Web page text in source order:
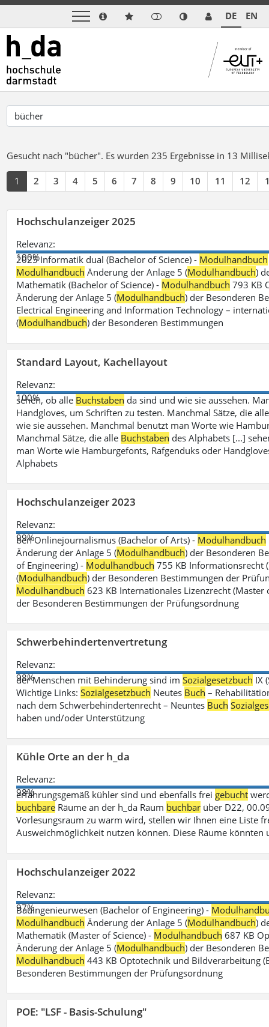
DE EN
Gesucht nach "bücher". Es wurden 235 Ergebnisse in 13
1 2 3 4 5 6 7 8 9 10 11 12
Hochschulanzeiger 2025
Relevanz:
100%
2025 Informatik dual (Bachelor of Science) - Modulhandbuch
Modulhandbuch Änderung der Anlage 5 (Modulhandbuch)
Mathematik (Bachelor of Science) - Modulhandbuch 793 KB
Änderung der Anlage 5 (Modulhandbuch) der Besonderen
Electrical Engineering and Information Technology –
(Modulhandbuch) der Besonderen Bestimmungen
Standard Layout, Kachellayout
Relevanz:
100%
sehen, ob alle Buchstaben da sind und wie sie aussehen.
Handgloves, um Schriften zu testen. Manchmal Sätze, die
wie sie aussehen. Manchmal benutzt man Worte wie
Manchmal Sätze, die alle Buchstaben des Alphabets [...]
man Worte wie Hamburgefonts, Rafgenduks oder
Alphabets
Hochschulanzeiger 2023
Relevanz:
99%
ben Onlinejournalismus (Bachelor of Arts) - Modulhandbuch
Änderung der Anlage 5 (Modulhandbuch) der Besonderen
of Engineering) - Modulhandbuch 755 KB Informationsrecht
(Modulhandbuch) der Besonderen Bestimmungen der
Modulhandbuch 623 KB Internationales Lizenzrecht (Master
der Besonderen Bestimmungen der Prüfungsordnung
Schwerbehindertenvertretung
Relevanz:
98%
der Menschen mit Behinderung sind imSozialgesetzbuch IX
Wichtige Links:Sozialgesetzbuch Neutes Buch –
nach dem Schwerbehindertenrecht – Neuntes Buch
haben und/oder Unterstützung
Kühle Orte an der h_da
Relevanz:
98%
erfahrungsgemäß kühler sind und ebenfalls frei gebucht
buchbare Räume an der h_da Raum buchbar über D22,
Vorlesungsraum zu warm wird, stellen wir Ihnen eine Liste
Ausweichmöglichkeit nutzen können. Diese Räume könnten
Hochschulanzeiger 2022
Relevanz:
97%
Bauingenieurwesen (Bachelor of Engineering) -
Modulhandbuch Änderung der Anlage 5 (Modulhandbuch)
Mathematik (Master of Science) - Modulhandbuch 687 KB
Änderung der Anlage 5 (Modulhandbuch) der Besonderen
Modulhandbuch 443 KB Optotechnik und Bildverarbeitung
Besonderen Bestimmungen der Prüfungsordnung
POE: "LSF - Basis-Schulung"